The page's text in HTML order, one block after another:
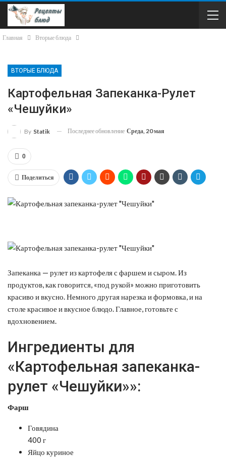
Главная Вторые блюда
ВТОРЫЕ БЛЮДА
Картофельная Запеканка-Рулет
«Чешуйки»
By Statik Последнее обновление Среда, 20 мая
0
Поделиться
Запеканка — рулет из картофеля с фаршем и сыром. Из
продуктов, как говорится, «под рукой» можно приготовить
красиво и вкусно.Немного другая нарезка и формовка, и на
столе красивое и вкусное блюдо. Главное, готовьте с
вдохновением.
Ингредиенты для
«Картофельная запеканка-
рулет «Чешуйки»»:
Фарш
Говядина
400 г
Яйцо куриное